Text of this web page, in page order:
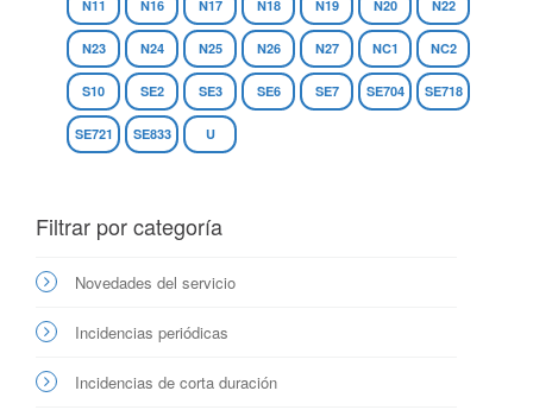
N11 N16 N17 N18 N19 N20 N22
N23 N24 N25 N26 N27 NC1 NC2
S10 SE2 SE3 SE6 SE7 SE704 SE718
SE721 SE833 U
Filtrar por categoría
Novedades del servicio
Incidencias periódicas
Incidencias de corta duración